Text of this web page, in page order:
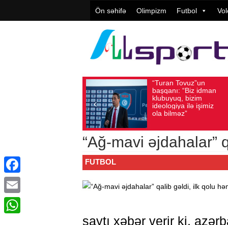
Ön səhifə Olimpizm Futbol
başqanı: “Biz idman
klubuyuq, bizim
ideologiya ilə işimiz
ola bilməz”
Avqust 05, 2026
“Ağ-mavi
FUTBOL
saytı xəbər verir ki,
Facebook
Email